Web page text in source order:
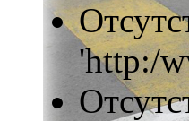
'http:/